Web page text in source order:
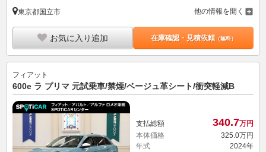
東京都国立市 他の情報を開く
お気に入り追加 在庫確認・見積依頼（無料）
フィアット
600e ラ プリマ 元試乗車/禁煙/ベージュ革シート/衝突軽減B
支払総額 340.7万円
本体価格
325.0万円
年式
2024年